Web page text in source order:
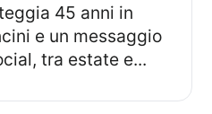
e un messaggio
tra estate e...